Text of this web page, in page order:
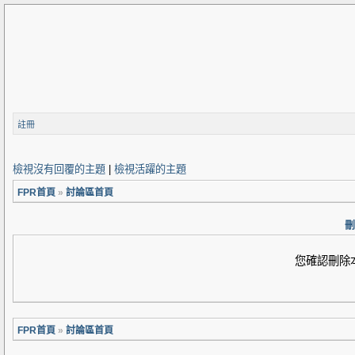
註冊
檢視沒有回覆的主題 檢視活躍的主題
FPR首頁 » 討論區首頁
您確認刪除
FPR首頁 » 討論區首頁